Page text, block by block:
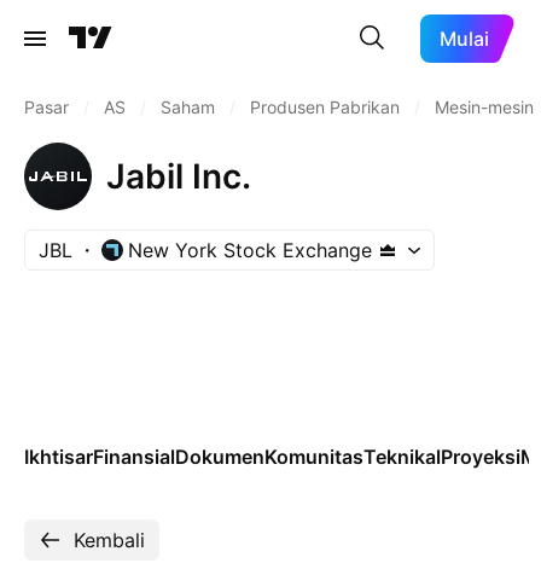
Mulai
Pasar AS Saham Produsen Pabrikan Mesin-mesin
Jabil Inc.
JBL New York Stock Exchange
IkhtisarFinansialDokumenKomunitasTeknikalProyeksi
Kembali